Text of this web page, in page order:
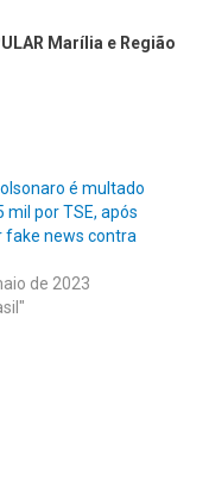
Marília e Região
é multado
mil por TSE, após
fake news contra
de 2023